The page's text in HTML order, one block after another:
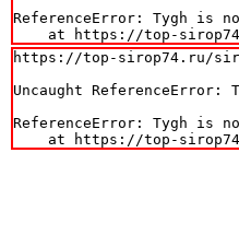
ReferenceError: Tygh is
at https://top-
https://top-sirop74.ru/
Uncaught ReferenceError:
ReferenceError: Tygh is
at https://top-